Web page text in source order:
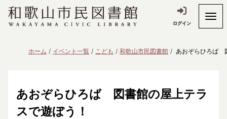
ログイン
ホーム イベント一覧 こども 和歌山市民図書館 あおぞらひろば
あおぞらひろば 図書館の屋上テラ
スで遊ぼう！